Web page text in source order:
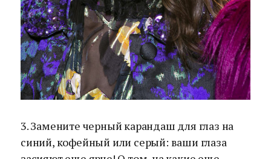
3. Замените черный карандаш для глаз на
синий, кофейный или серый: ваши глаза